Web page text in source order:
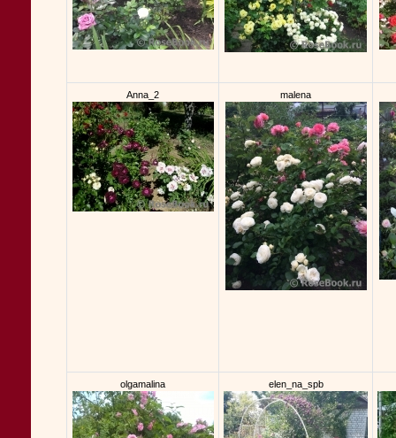
Anna_2 malena
olgamalina elen_na_spb